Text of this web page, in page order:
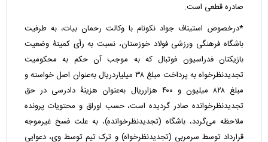
صادره قطعی است.
*درخصوص استیناف جواد نکونام با وکالت رحمان بیات، به طرفیت
باشگاه فرهنگی ورزشی فولاد خوزستان، نسبت به رأی کمیتۀ وضعیت
بازیکنان فدراسیون فوتبال که به موجب آن حکم به محکومیت
تجدیدنظرخواه به پرداخت مبلغ ۳۸ میلیاردریال به‌عنوان اصل خواسته و
مبلغ ۸۲۸ میلیون و ۴۰۰ هزارریال به‌عنوان هزینۀ دادرسی در حق
تجدیدنظرخوانده صادر گردیده است، حسب اوراق و محتویات پرونده
ملاحظه می‌گردد، باشگاه (تجدیدنظرخوانده)، به علت فسخ غیرموجه
قرارداد توسط سرمربی (تجدیدنظرخواه) و ترک تیم توسط وی، دعوایی